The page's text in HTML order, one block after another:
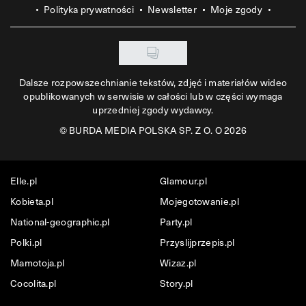
Polityka prywatności
Newsletter Moje zgody
Dalsze rozpowszechnianie tekstów, zdjęć i materiałów wideo
opublikowanych w serwisie w całości lub w części wymaga
uprzedniej zgody wydawcy.
©BURDA MEDIA POLSKA SP. Z O. O 2026
Elle.pl
Glamour.pl
Kobieta.pl
Mojegotowanie.pl
National-geographic.pl
Party.pl
Polki.pl
Przyslijprzepis.pl
Mamotoja.pl
Wizaz.pl
Cocolita.pl
Story.pl